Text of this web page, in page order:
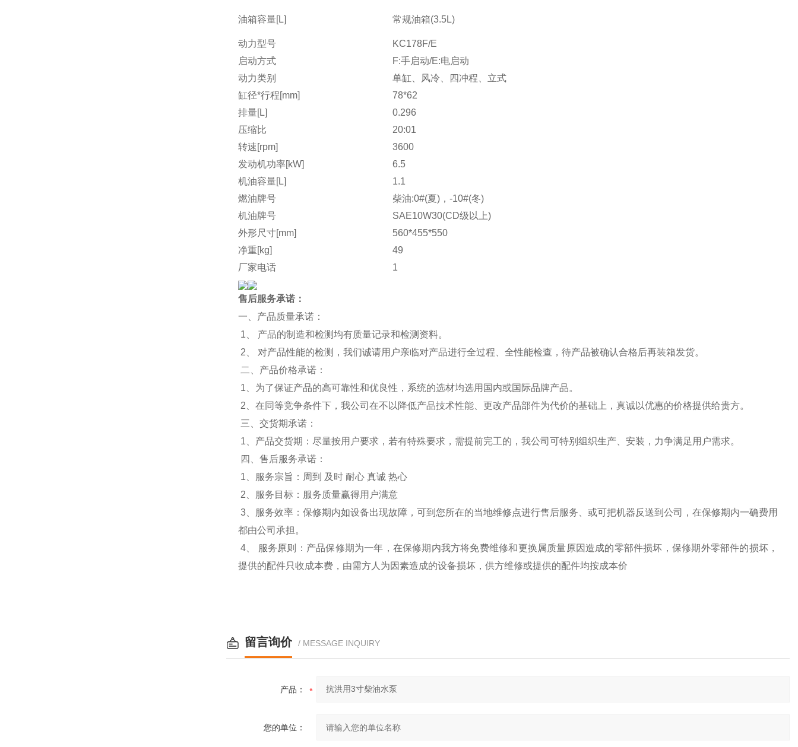
油箱容量[L] 常规油箱(3.5L)
动力型号
KC178F/E
启动方式
F:手启动/E:电启动
动力类别
单缸、风冷、四冲程、立式
缸径*行程[mm]
78*62
排量[L]
0.296
压缩比
20:01
转速[rpm]
3600
发动机功率[kW]
6.5
机油容量[L]
1.1
燃油牌号
柴油:0#(夏)，-10#(冬)
机油牌号
SAE10W30(CD级以上)
外形尺寸[mm]
560*455*550
净重[kg]
49
厂家电话
1
售后服务承诺：
一、产品质量承诺：
1、 产品的制造和检测均有质量记录和检测资料。
2、 对产品性能的检测，我们诚请用户亲临对产品进行全过程、全性能检查，待产品被确认合格后再装箱发货。
二、产品价格承诺：
1、为了保证产品的高可靠性和优良性，系统的选材均选用国内或国际品牌产品。
2、在同等竞争条件下，我公司在不以降低产品技术性能、更改产品部件为代价的基础上，真诚以优惠的价格提供给贵方。
三、交货期承诺：
1、产品交货期：尽量按用户要求，若有特殊要求，需提前完工的，我公司可特别组织生产、安装，力争满足用户需求。
四、售后服务承诺：
1、服务宗旨：周到 及时 耐心 真诚 热心
2、服务目标：服务质量赢得用户满意
3、服务效率：保修期内如设备出现故障，可到您所在的当地维修点进行售后服务、或可把机器反送到公司，在保修期内一确费用
都由公司承担。
4、 服务原则：产品保修期为一年，在保修期内我方将免费维修和更换属质量原因造成的零部件损坏，保修期外零部件的损坏，
提供的配件只收成本费，由需方人为因素造成的设备损坏，供方维修或提供的配件均按成本价
留言询价 / MESSAGE INQUIRY
产品：
您的单位：